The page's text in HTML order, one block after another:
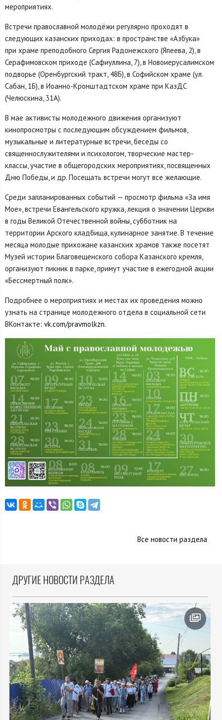
мероприятиях.
Встречи православной молодёжи регулярно проходят в
следующих казанских приходах: в пространстве «Азбука»
при храме преподобного Сергия Радонежского (Япеева, 2), в
Серафимовском приходе (Сафиуллина, 7), в Новоиерусалимском
подворье (Оренбургский тракт, 48Б), в Софийском храме (ул.
Сабан, 1Б), в Иоанно-Кронштадтском храме при КазДС
(Челюскина, 31А).
В мае активисты молодежного движения организуют
кинопросмотры с последующим обсуждением фильмов,
музыкальные и литературные встречи, беседы со
священнослужителями и психологом, творческие мастер-
классы, участие в общегородских мероприятиях, посвященных
Дню Победы, и др. Посещать встречи могут все желающие.
Среди запланированных событий — просмотр фильма «За имя
Мое», встречи Евангельского кружка, лекция о значении Церкви
в годы Великой Отечественной войны, субботник на
территории Арского кладбища, кулинарное занятие. В течение
месяца молодые прихожане казанских храмов также посетят
Музей истории Благовещенского собора Казанского кремля,
организуют пикник в парке, примут участие в ежегодной акции
«Бессмертный полк».
Подробнее о мероприятиях и местах их проведения можно
узнать на странице молодежного отдела в социальной сети
ВКонтакте: vk.com/pravmolkzn.
Все новости раздела
ДРУГИЕ НОВОСТИ РАЗДЕЛА